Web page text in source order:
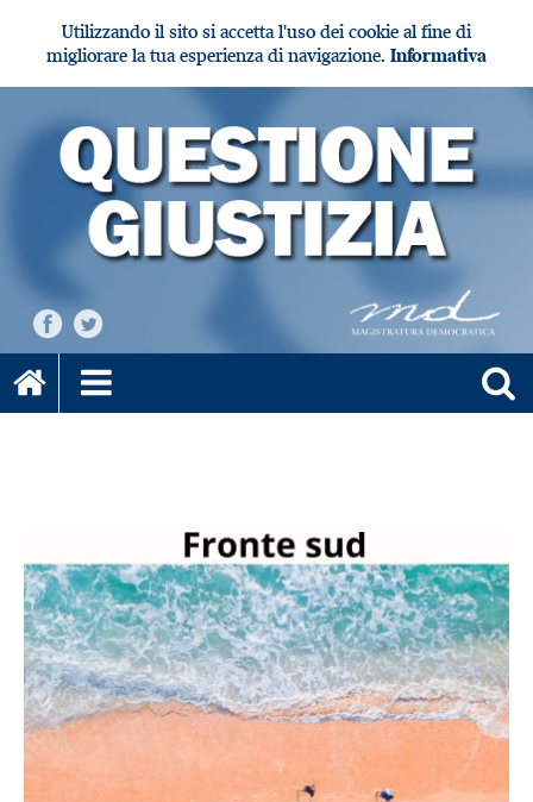
Utilizzando il sito si accetta l'uso dei cookie al fine di
migliorare la tua esperienza di navigazione. Informativa